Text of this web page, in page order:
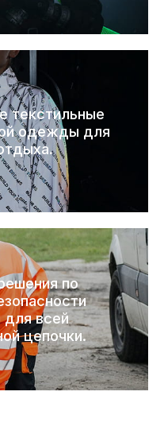
текстильные
одежды для
по
всей
цепочки.